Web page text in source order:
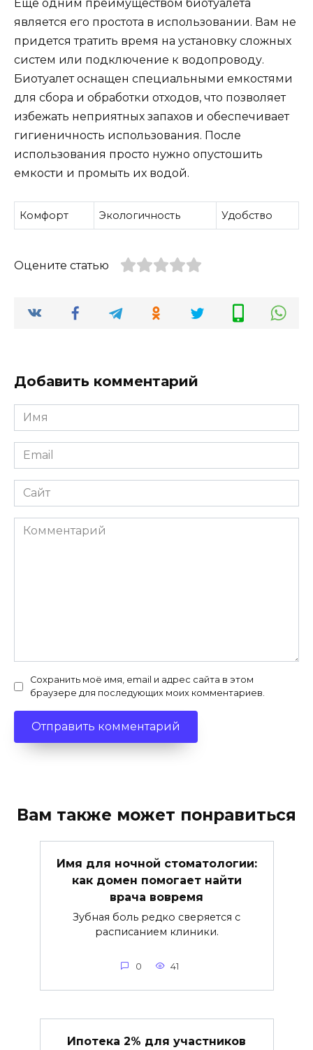
Еще одним преимуществом биотуалета
является его простота в использовании. Вам не
придется тратить время на установку сложных
систем или подключение к водопроводу.
Биотуалет оснащен специальными емкостями
для сбора и обработки отходов, что позволяет
избежать неприятных запахов и обеспечивает
гигиеничность использования. После
использования просто нужно опустошить
емкости и промыть их водой.
Комфорт Экологичность Удобство
Оцените статью
Добавить комментарий
Имя
*
Email
*
Сайт
Комментарий
Сохранить моё имя, email и адрес сайта в этом
браузере для последующих моих комментариев.
Вам также может понравиться
Имя для ночной стоматологии:
как домен помогает найти
врача вовремя
Зубная боль редко сверяется с
расписанием клиники.
0 41
Ипотека 2% для участников